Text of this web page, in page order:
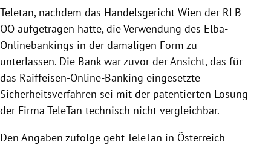
Teletan, nachdem das Handelsgericht Wien der RLB
OÖ aufgetragen hatte, die Verwendung des Elba-
Onlinebankings in der damaligen Form zu
unterlassen. Die Bank war zuvor der Ansicht, das für
das Raiffeisen-Online-Banking eingesetzte
Sicherheitsverfahren sei mit der patentierten Lösung
der Firma TeleTan technisch nicht vergleichbar.
Den Angaben zufolge gehtTeleTan in Österreich